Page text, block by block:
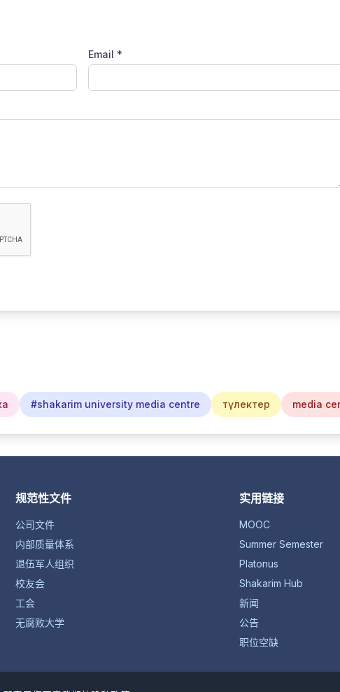
Email *
#shakarim university media centre түлектер media
规范性文件
公司文件
内部质量体系
退伍军人组织
校友会
工会
无腐败大学
实用链接
MOOC
Summer Semester
Platonus
Shakarim Hub
新闻
公告
职位空缺